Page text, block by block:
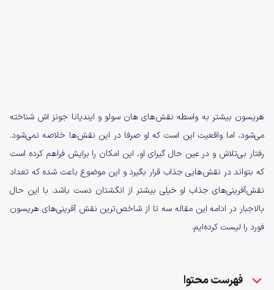
هریسون بیشتر به واسطه نقش‌های هان سولو و ایندیانا جونز اش شناخته
می‌شود، اما واقعیت این است که او صرفا در این نقش‌ها خلاصه نمی‌شود.
رفتار بی‌تلاش و در عین حال گیرای او، این امکان را برایش فراهم کرده است
که بتواند در نقش‌هایی جذاب قرار بگیرد و این موضوع باعث شده که تعداد
نقش‌آفرینی‌های جذاب او خیلی بیشتر از انگشتان دست باشد. با این حال
بالاجبار در ادامه این مقاله سه تا از شاخص‌ترین نقش آفرینی‌های هریسون
فورد را لیست کرده‌ایم.
فهرست محتوا